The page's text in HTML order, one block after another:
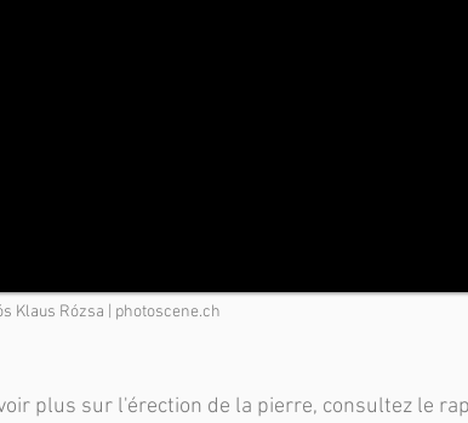
Klaus Rózsa | photoscene.ch
plus sur l'érection de la pierre, consultez le